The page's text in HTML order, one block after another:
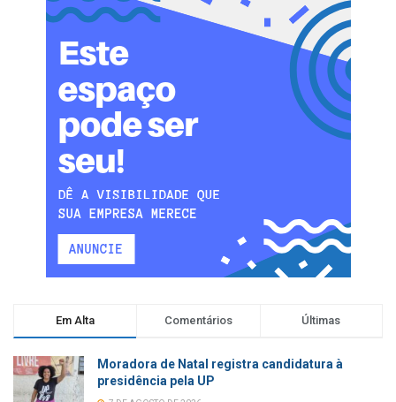
Em Alta Comentários Últimas
Moradora de Natal registra candidatura à
presidência pela UP